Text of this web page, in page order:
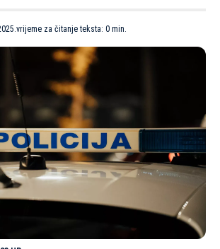
vrijeme za čitanje teksta: 0 min.